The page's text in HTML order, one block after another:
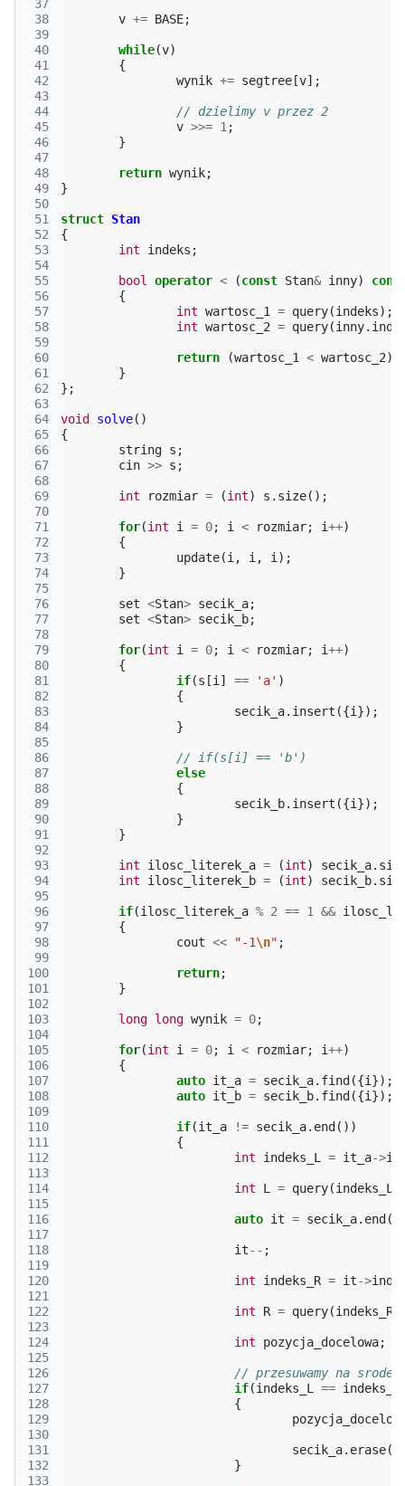
37
38
39
40
41
42
43
44
45
46
47
48
49
50
51
52
53
54
55
56
57
58
59
60
61
62
63
64
65
66
67
68
69
70
71
72
73
74
75
76
77
78
79
80
81
82
83
84
85
86
87
88
89
90
91
92
93
94
95
96
97
98
99
100
101
102
103
104
105
106
107
108
109
110
111
112
113
114
115
116
117
118
119
120
121
122
123
124
125
126
127
128
129
130
131
132
133
v += BASE;
while(v)
{
wynik += segtree [v];
// dzielimy v przez 2
v >>= 1 ;
}
return wynik;
}
struct Stan
{
int
indeks ;
bool operator < (const Stan& inny)
{
int wartosc_1 = query(indeks);
int wartosc_2 = query(inny.
return (wartosc_1 < wartosc_2);
}
};
void solve()
{
string s ;
cin >> s ;
int rozmiar = (int) s . size();
for(int i = 0; i < rozmiar; i++)
{
update(i , i , i );
}
set <Stan> secik_a;
set <Stan> secik_b;
for(int i = 0; i < rozmiar; i++)
{
if(s [i ] == 'a' )
{
secik_a. insert ({i });
}
// if(s[i] == 'b')
else
{
secik_b. insert ({i });
}
}
int ilosc_literek_a = (int) secik_a.
int
ilosc_literek_b = (int) secik_b.
if(ilosc_literek_a % 2 == 1 &&
{
cout << "-1\n" ;
return;
}
long long wynik = 0;
for(int i = 0; i < rozmiar; i++)
{
auto it_a = secik_a. find ({i });
auto it_b = secik_b. find ({i });
if(it_a != secik_a. end ())
{
int
indeks_L = it_a->
int L = query(indeks_L
auto it = secik_a. end
it-- ;
int indeks_R = it->
int R = query(indeks_R
int pozycja_docelowa;
// przesuwamy na srodek
if(indeks_L == indeks_R
{
secik_a. erase(
}